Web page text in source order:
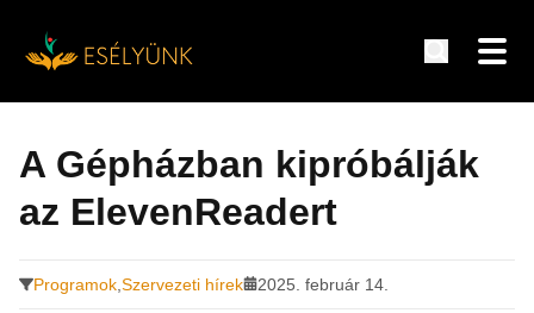
tartalomra
A Gépházban kipróbálják
az ElevenReadert
Programok Szervezeti hírek 2025. február 14.